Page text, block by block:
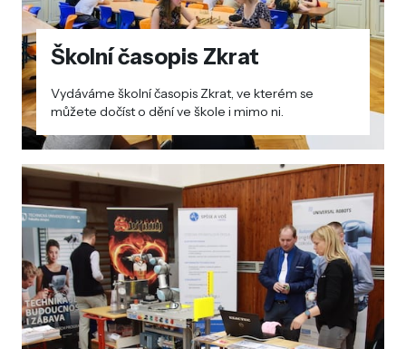
Školní časopis Zkrat
Vydáváme školní časopis Zkrat, ve kterém se
můžete dočíst o dění ve škole i mimo ni.